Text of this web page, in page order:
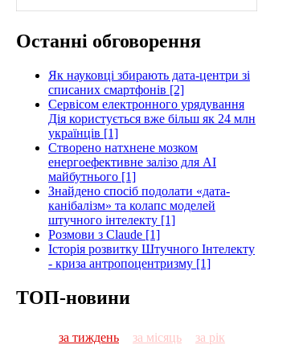
Останні обговорення
Як науковці збирають дата-центри зі
списаних смартфонів [2]
Сервісом електронного урядування
Дія користується вже більш як 24 млн
українців [1]
Створено натхнене мозком
енергоефективне залізо для AI
майбутнього [1]
Знайдено спосіб подолати «дата-
канібалізм» та колапс моделей
штучного інтелекту [1]
Розмови з Claude [1]
Історія розвитку Штучного Інтелекту
- криза антропоцентризму [1]
ТОП-новини
за тиждень за місяць
за рік